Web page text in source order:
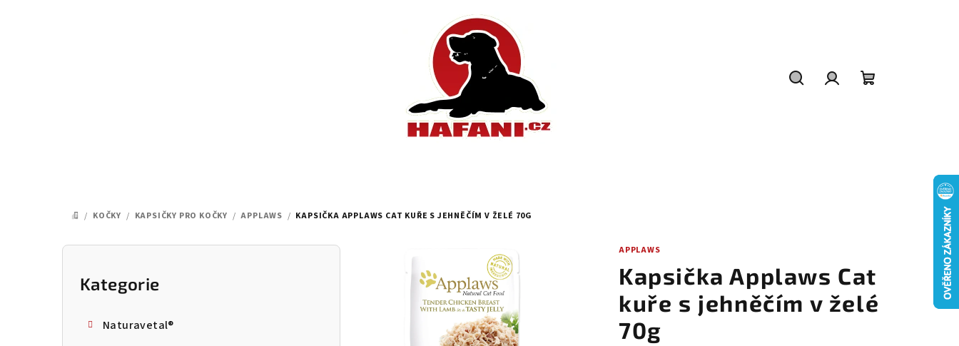
DOMŮ
/ KOČKY / KAPSIČKY PRO KOČKY / APPLAWS / KAPSIČKA APPLAWS CAT KUŘE S JEHNĚČÍM V ŽELÉ 70G
P
Přeskočit
kategorie
Kategorie
Naturavetal®
APPLAWS
Kapsička Applaws Cat
kuře s jehněčím v želé
70g